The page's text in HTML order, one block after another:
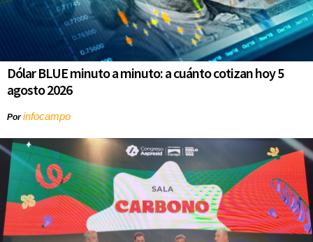
Dólar BLUE minuto a minuto: a cuánto cotizan hoy 5
agosto 2026
Porinfocampo